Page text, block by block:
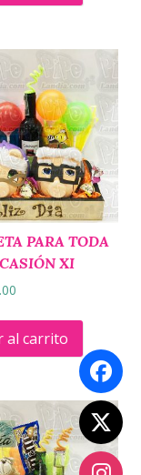
PARA TODA
XI
al carrito